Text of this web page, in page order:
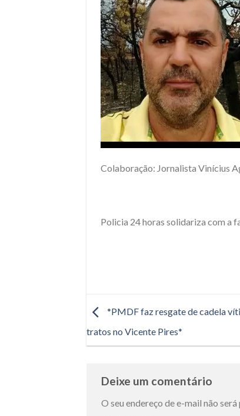
Colaboração: Jornalista Vinícius
Policia 24 horas solidariza com a
*PMDF faz resgate de cadela
tratos no Vicente Pires*
Deixe um comentário
O seu endereço de e-mail não